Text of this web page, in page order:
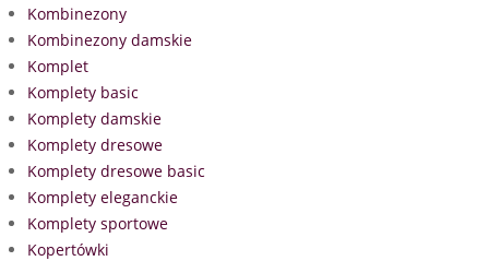
Kombinezony
Kombinezony damskie
Komplet
Komplety basic
Komplety damskie
Komplety dresowe
Komplety dresowe basic
Komplety eleganckie
Komplety sportowe
Kopertówki